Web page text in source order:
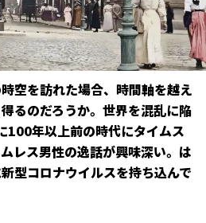
空を訪れた場合、時間軸を越え
るのだろうか。世界を混乱に陥
100年以上前の時代にタイムス
レス男性の逸話が興味深い。は
型コロナウイルスを持ち込んで